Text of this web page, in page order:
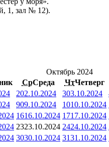
1, зал № 12).
Октябрь 2024
СрСреда ЧтЧетверг
202.10.2024 303.10.2024
909.10.2024 1010.10.2024
1616.10.2024 1717.10.2024
2323.10.2024 2424.10.2024
3030.10.2024 3131.10.2024